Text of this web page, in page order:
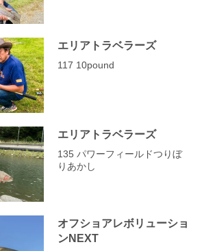
エリアトラベラーズ
117 10pound
エリアトラベラーズ
135 パワーフィールドつりぼ
りあかし
オフショアレボリューショ
ンNEXT